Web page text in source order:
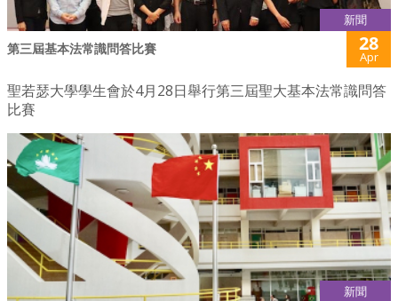
新聞
第三屆基本法常識問答比賽 28
Apr
聖若瑟大學學生會於4月28日舉行第三屆聖大基本法常識問答
比賽
新聞